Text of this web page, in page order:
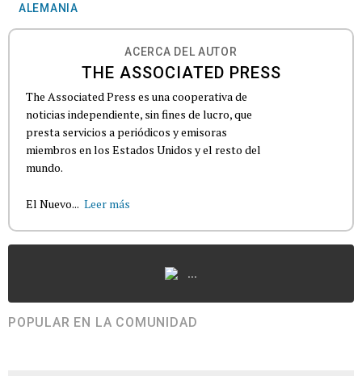
ALEMANIA
ACERCA DEL AUTOR
THE ASSOCIATED PRESS
The Associated Press es una cooperativa de
noticias independiente, sin fines de lucro, que
presta servicios a periódicos y emisoras
miembros en los Estados Unidos y el resto del
mundo.
El Nuevo... Leer más
...
POPULAR EN LA COMUNIDAD